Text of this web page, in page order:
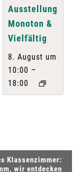
Ausstellung
Monoton &
Vielfältig
8. August um
10:00 –
18:00
Klassenzimmer:
wir entdecken